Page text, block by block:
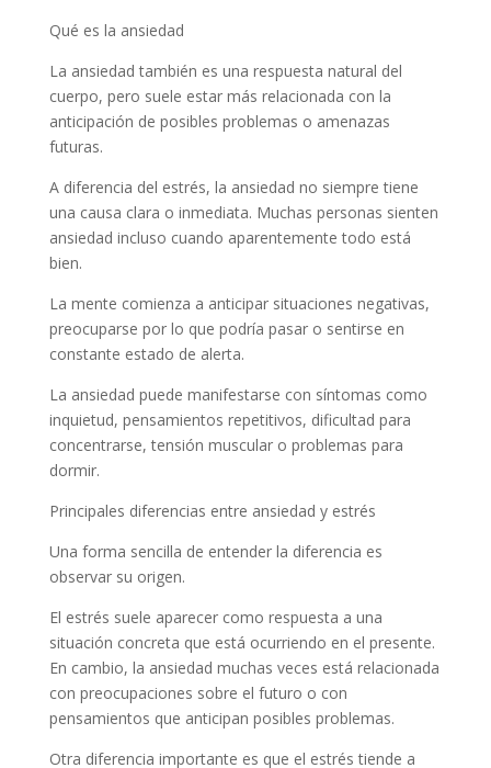
Qué es la ansiedad
La ansiedad también es una respuesta natural del
cuerpo, pero suele estar más relacionada con la
anticipación de posibles problemas o amenazas
futuras.
A diferencia del estrés, la ansiedad no siempre tiene
una causa clara o inmediata. Muchas personas sienten
ansiedad incluso cuando aparentemente todo está
bien.
La mente comienza a anticipar situaciones negativas,
preocuparse por lo que podría pasar o sentirse en
constante estado de alerta.
La ansiedad puede manifestarse con síntomas como
inquietud, pensamientos repetitivos, dificultad para
concentrarse, tensión muscular o problemas para
dormir.
Principales diferencias entre ansiedad y estrés
Una forma sencilla de entender la diferencia es
observar su origen.
El estrés suele aparecer como respuesta a una
situación concreta que está ocurriendo en el presente.
En cambio, la ansiedad muchas veces está relacionada
con preocupaciones sobre el futuro o con
pensamientos que anticipan posibles problemas.
Otra diferencia importante es que el estrés tiende a